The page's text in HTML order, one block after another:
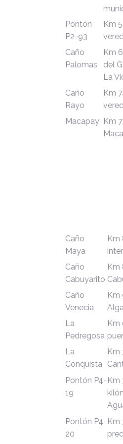
Pontón
P2-93
Km
Caño
Palomas
Km
del
La
Caño
Rayo
Km
Macapay Km
Caño
Maya
Km
Caño
Cabuyarito
Km
Caño
Venecia
Km
La
Pedregosa
Km
La
Conquista
Km
Pontón P4-
19
Km
Pontón P4-
20
Km